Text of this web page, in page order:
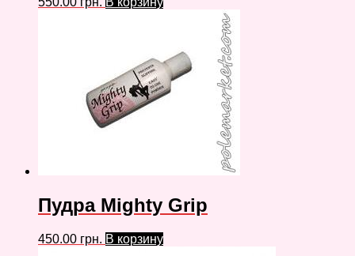
Пудра Mighty Grip
450.00 грн. В корзину